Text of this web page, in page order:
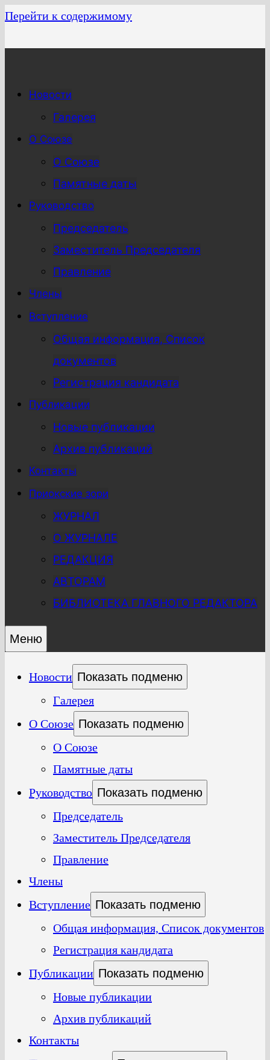
Перейти к содержимому
Новости
Галерея
О Союзе
О Союзе
Памятные даты
Руководство
Председатель
Заместитель Председателя
Правление
Члены
Вступление
Общая информация, Список
документов
Регистрация кандидата
Публикации
Новые публикации
Архив публикаций
Контакты
Приокские зори
ЖУРНАЛ
О ЖУРНАЛЕ
РЕДАКЦИЯ
АВТОРАМ
БИБЛИОТЕКА ГЛАВНОГО РЕДАКТОРА
Меню
Новости Показать подменю
Галерея
О Союзе Показать подменю
О Союзе
Памятные даты
Руководство Показать подменю
Председатель
Заместитель Председателя
Правление
Члены
Вступление Показать подменю
Общая информация, Список документов
Регистрация кандидата
Публикации Показать подменю
Новые публикации
Архив публикаций
Контакты